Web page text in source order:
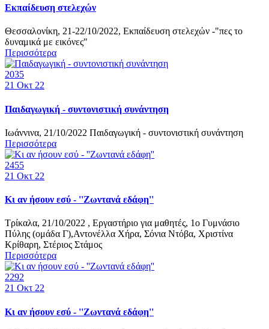
Εκπαίδευση στελεχών
Θεσσαλονίκη, 21-22/10/2022, Εκπαίδευση στελεχών -"πες το
δυναμικά με εικόνες"
Περισσότερα
2035
21 Οκτ 22
Παιδαγωγική - συντονιστική συνάντηση
Ιωάννινα, 21/10/2022 Παιδαγωγική - συντονιστική συνάντηση
Περισσότερα
2455
21 Οκτ 22
Κι αν ήσουν εσύ - ''Ζωντανά εδάφη''
Τρίκαλα, 21/10/2022 , Εργαστήριο για μαθητές, 1ο Γυμνάσιο
Πύλης (ομάδα Γ),Αντονέλλα Χήρα, Σόνια Ντόβα, Χριστίνα
Κρίθαρη, Στέριος Στάμος
Περισσότερα
2292
21 Οκτ 22
Κι αν ήσουν εσύ - ''Ζωντανά εδάφη''